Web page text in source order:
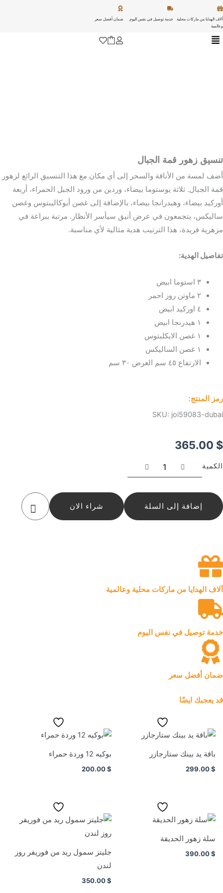
تخطي
إلى
آلاف الهدايا من ماركات محلية
وعالمية
خدمة توصيل في نفس اليوم ضمان أفضل سعر
تنسيق زهور قمة الجبال
أضف لمسة من الأناقة والسحر إلى أي مكان مع هذا التنسيق الرائع لزهور
قمة الجبال. ثلاثة يوستوما بيضاء، وردين من ورود الجبل الحمراء، أربعة
أوركيد بيضاء، وهيدرانجا بيضاء، بالإضافة إلى غصن أيوكاليبتوس وغصن
ساليكس، يتجمعون في عرض أنيق سيأسر الأنظار. مرتبة ببراعة في
مزهرية فريدة، هذا الترتيب هدية مثالية لأي مناسبة.
تفاصيل الهدية:
٣ استوما ابيض
٢ ماوتن روز احمر
٤ اوركيد ابيض
١ هيدرنجا ابيض
١ غصن الايكلبتوس
١ غصن الساليكس
الارتفاع ٤٥ سم العرض ٣٠ سم
رمز المنتج:
SKU: joi59083-dubai
365.00 $
الكمية
تنسيق
قمة
الجبال
إضافة إلى السلة شراء الان
آلاف الهدايا من ماركات محلية وعالمية
خدمة توصيل في نفس اليوم
ضمان أفضل سعر
قد يعجبك ايضًا
باقة يد بينك ستارجازر
299.00$
بوكيه 12 وردة حمراء
200.00$
سلة زهور الحديقة
390.00$
جليتز سمول ريد من فوريفر روز
لندن
350.00$